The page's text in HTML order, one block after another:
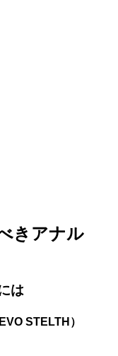
きアナル
は
STELTH）